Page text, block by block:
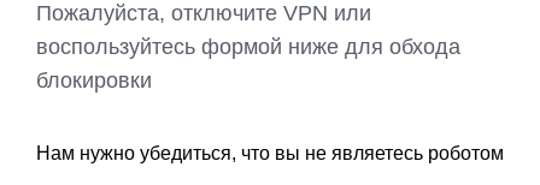
Пожалуйста, отключите VPN или
воспользуйтесь формой ниже для обхода
блокировки
Нам нужно убедиться, что вы не являетесь роботом